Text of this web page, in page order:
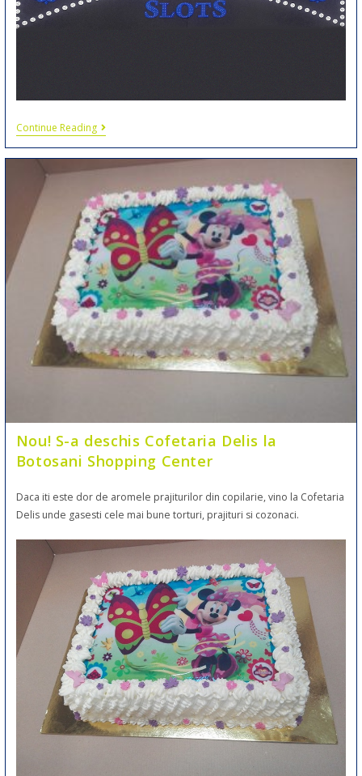
Continue Reading
Nou! S-a deschis Cofetaria Delis la
Botosani Shopping Center
Daca iti este dor de aromele prajiturilor din copilarie, vino la Cofetaria
Delis unde gasesti cele mai bune torturi, prajituri si cozonaci.